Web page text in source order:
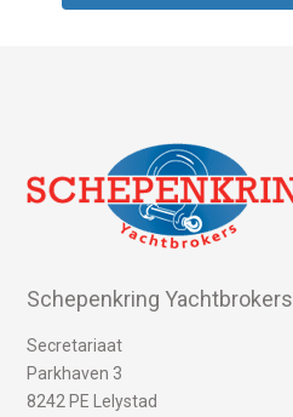
Schepenkring Yachtbrokers
Secretariaat
Parkhaven 3
8242 PE Lelystad